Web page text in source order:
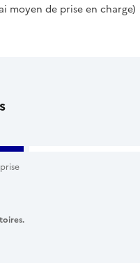
moyen de prise en charge)